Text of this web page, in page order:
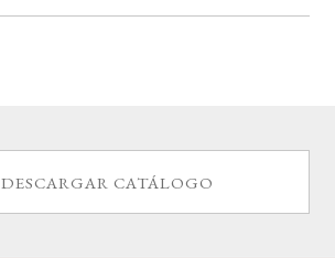
DESCARGAR CATÁLOGO